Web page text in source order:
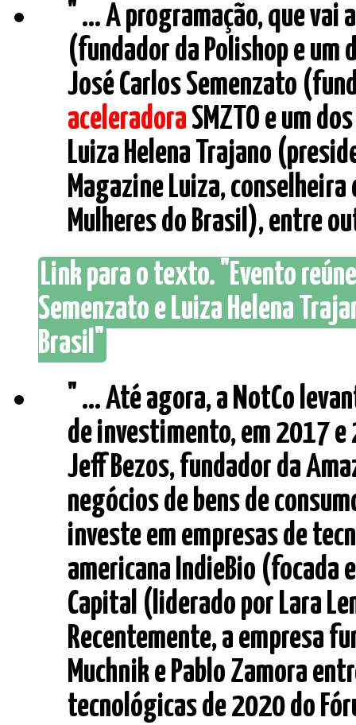
" ... A programação, que
(fundador da Polishop e um
José Carlos Semenzato
aceleradoraSMZTO e um
Luiza Helena Trajano
Magazine Luiza,
Mulheres do Brasil), entre
Link para o texto. "Evento
Semenzato e Luiza Helena
Brasil"
" ... Até agora, a NotCo
de investimento, em 2017
Jeff Bezos, fundador da
negócios de bens de
investe em empresas de
americana IndieBio (focada
Capital (liderado por Lara
Recentemente, a empresa
Muchnik e Pablo Zamora
tecnológicas de 2020 do